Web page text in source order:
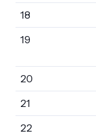
18
19
20
21
22